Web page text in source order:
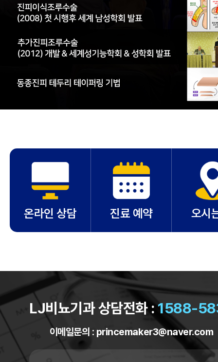
온라인 상담 진료 예약 오시
LJ비뇨기과 상담전화 :1588-
이메일문의 : princemaker3@naver.com